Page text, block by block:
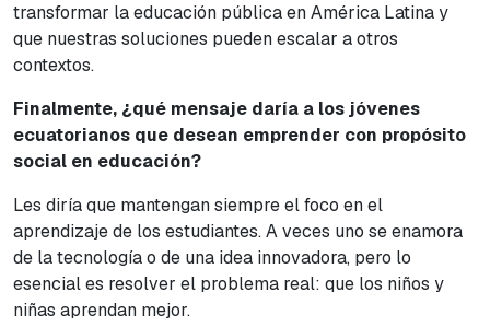
transformar la educación pública en América Latina y
que nuestras soluciones pueden escalar a otros
contextos.
Finalmente, ¿qué mensaje daría a los jóvenes
ecuatorianos que desean emprender con propósito
social en educación?
Les diría que mantengan siempre el foco en el
aprendizaje de los estudiantes. A veces uno se enamora
de la tecnología o de una idea innovadora, pero lo
esencial es resolver el problema real: que los niños y
niñas aprendan mejor.